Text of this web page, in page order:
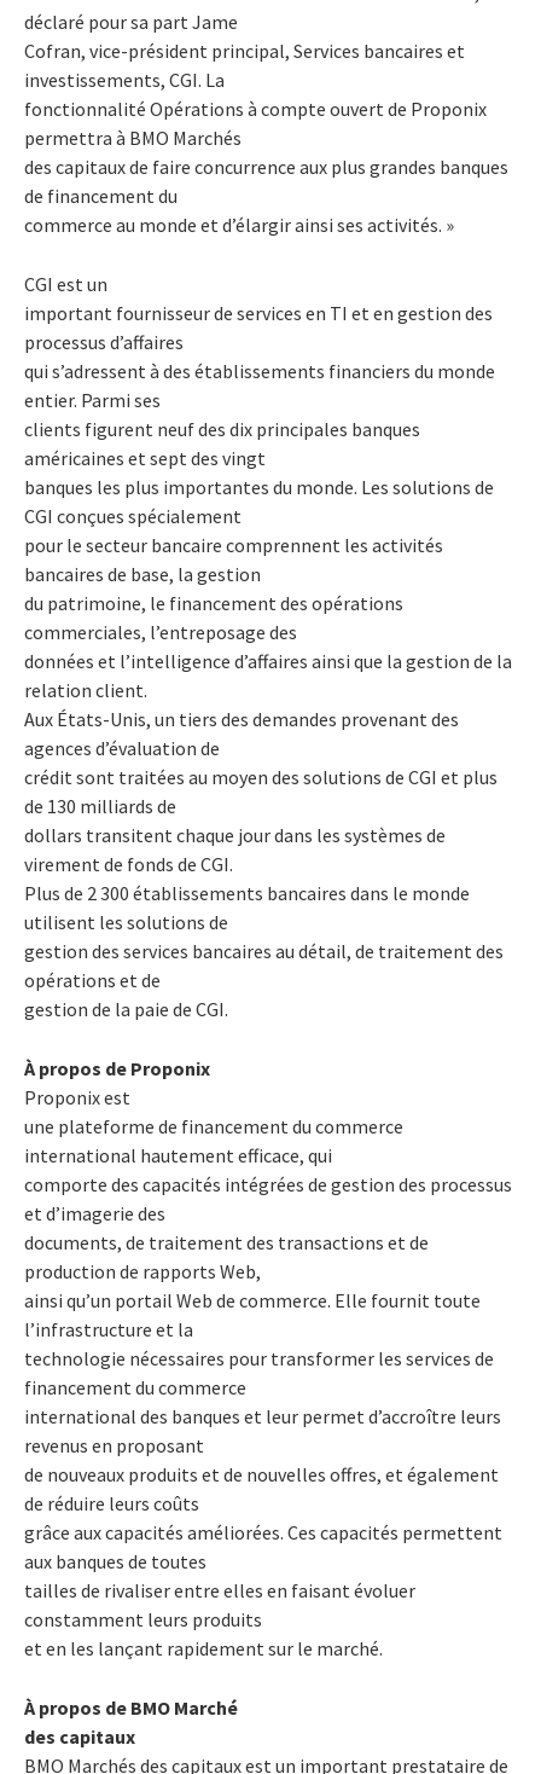
déclaré pour sa part Jame
Cofran, vice-président principal, Services bancaires et
investissements, CGI. La
fonctionnalité Opérations à compte ouvert de Proponix
permettra à BMO Marchés
des capitaux de faire concurrence aux plus grandes banques
de financement du
commerce au monde et d’élargir ainsi ses activités. »
CGI est un
important fournisseur de services en TI et en gestion des
processus d’affaires
qui s’adressent à des établissements financiers du monde
entier. Parmi ses
clients figurent neuf des dix principales banques
américaines et sept des vingt
banques les plus importantes du monde. Les solutions de
CGI conçues spécialement
pour le secteur bancaire comprennent les activités
bancaires de base, la gestion
du patrimoine, le financement des opérations
commerciales, l’entreposage des
données et l’intelligence d’affaires ainsi que la gestion de la
relation client.
Aux États-Unis, un tiers des demandes provenant des
agences d’évaluation de
crédit sont traitées au moyen des solutions de CGI et plus
de 130 milliards de
dollars transitent chaque jour dans les systèmes de
virement de fonds de CGI.
Plus de 2 300 établissements bancaires dans le monde
utilisent les solutions de
gestion des services bancaires au détail, de traitement des
opérations et de
gestion de la paie de CGI.
À propos de Proponix
Proponix est
une plateforme de financement du commerce
international hautement efficace, qui
comporte des capacités intégrées de gestion des processus
et d’imagerie des
documents, de traitement des transactions et de
production de rapports Web,
ainsi qu’un portail Web de commerce. Elle fournit toute
l’infrastructure et la
technologie nécessaires pour transformer les services de
financement du commerce
international des banques et leur permet d’accroître leurs
revenus en proposant
de nouveaux produits et de nouvelles offres, et également
de réduire leurs coûts
grâce aux capacités améliorées. Ces capacités permettent
aux banques de toutes
tailles de rivaliser entre elles en faisant évoluer
constamment leurs produits
et en les lançant rapidement sur le marché.
À propos de BMO Marché
des capitaux
BMO Marchés des capitaux est un important prestataire de